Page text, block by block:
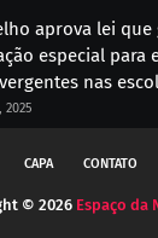
aprova lei que
especial para
nas
2025
CAPA CONTATO
© 2026 Espaço da